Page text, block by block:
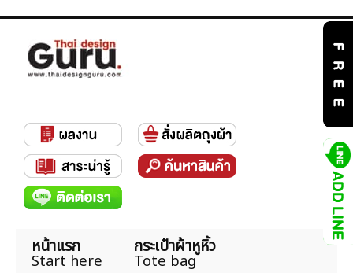
หน้าแรก
Start here
กระเป๋าผ้าหูหิ้ว
Tote bag